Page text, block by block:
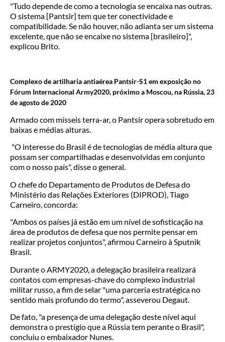
"Tudo depende de como a tecnologia se encaixa nas outras.
O sistema [Pantsir] tem que ter conectividade e
compatibilidade. Se não houver, não adianta ser um sistema
excelente, que não se encaixe no sistema [brasileiro]",
explicou Brito.
Complexo de artilharia antiaérea Pantsir-S1 em exposição no
Fórum Internacional Army2020, próximo a Moscou, na Rússia, 23
de agosto de 2020
Armado com mísseis terra-ar, o Pantsir opera sobretudo em
baixas e médias alturas.
"O interesse do Brasil é de tecnologias de média altura que
possam ser compartilhadas e desenvolvidas em conjunto
com o nosso país", disse o general.
O chefe do Departamento de Produtos de Defesa do
Ministério das Relações Exteriores (DIPROD), Tiago
Carneiro, concorda:
"Ambos os países já estão em um nível de sofisticação na
área de produtos de defesa que nos permite pensar em
realizar projetos conjuntos", afirmou Carneiro à Sputnik
Brasil.
Durante o ARMY2020, a delegação brasileira realizará
contatos com empresas-chave do complexo industrial
militar russo, a fim de selar "uma parceria estratégica no
sentido mais profundo do termo", asseverou Degaut.
De fato, "a presença de uma delegação deste nível aqui
demonstra o prestígio que a Rússia tem perante o Brasil",
concluiu o embaixador Nunes.